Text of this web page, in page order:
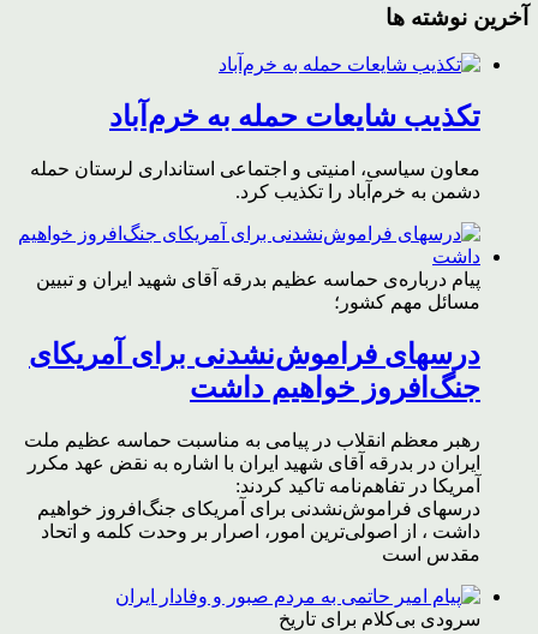
آخرین نوشته ها
تکذیب شایعات حمله به خرم‌آباد
معاون سیاسی، امنیتی و اجتماعی استانداری لرستان حمله
دشمن به خرم‌آباد را تکذیب کرد.
پیام درباره‌ی حماسه عظیم بدرقه آقای شهید ایران و تبیین
مسائل مهم کشور؛
درسهای فراموش‌نشدنی برای آمریکای
جنگ‌افروز خواهیم داشت
رهبر معظم انقلاب در پیامی به مناسبت حماسه عظیم ملت
ایران در بدرقه آقای شهید ایران با اشاره به نقض عهد مکرر
آمریکا در تفاهم‌نامه تاکید کردند:
درسهای فراموش‌نشدنی برای آمریکای جنگ‌افروز خواهیم
داشت ، از اصولی‌ترین امور، اصرار بر وحدت کلمه و اتحاد
مقدس است
سرودی بی‌کلام برای تاریخ